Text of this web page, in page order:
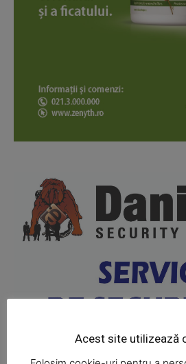
News
Magazine
Acest site utilizează